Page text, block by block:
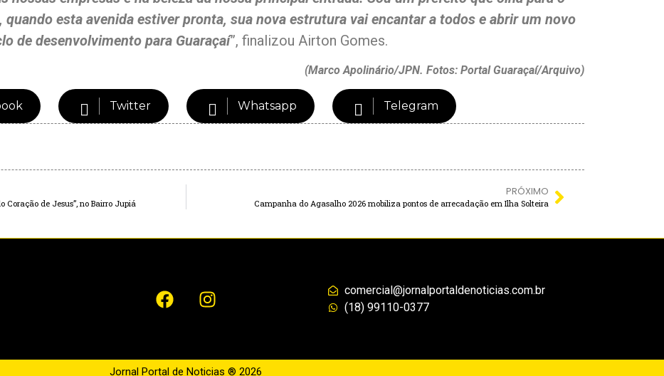
esta avenida estiver pronta, sua nova estrutura vai encantar a todos e abrir um novo
de desenvolvimento para Guaraçaí”, finalizou Airton Gomes.
(Marco Apolinário/JPN. Fotos: Portal Guaraçaí/Arquivo)
Twitter Whatsapp Telegram
Coração de Jesus”, no Bairro Jupiá
PRÓXIMO
Campanha do Agasalho 2026 mobiliza pontos de arrecadação em Ilha Solteira
comercial@jornalportaldenoticias.com.br
(18) 99110-0377
Jornal Portal de Noticias ® 2026